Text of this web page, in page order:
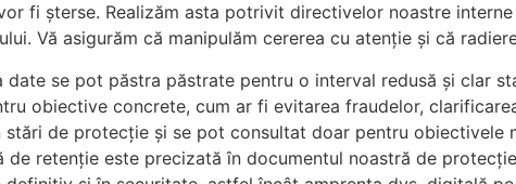
fi șterse. Realizăm asta potrivit directivelor noastre
Vă asigurăm că manipulăm cererea cu atenție și că
se pot păstra păstrate pentru o interval redusă și clar
obiective concrete, cum ar fi evitarea fraudelor,
de protecție și se pot consultat doar pentru obiectivele
retenție este precizată în documentul noastră de